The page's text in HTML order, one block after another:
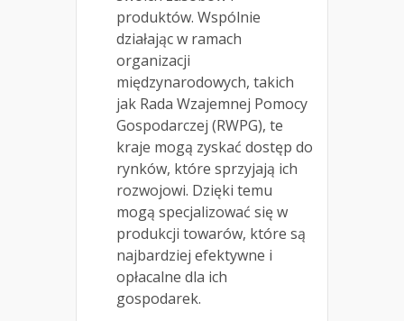
produktów. Wspólnie
działając w ramach
organizacji
międzynarodowych, takich
jak Rada Wzajemnej Pomocy
Gospodarczej (RWPG), te
kraje mogą zyskać dostęp do
rynków, które sprzyjają ich
rozwojowi. Dzięki temu
mogą specjalizować się w
produkcji towarów, które są
najbardziej efektywne i
opłacalne dla ich
gospodarek.